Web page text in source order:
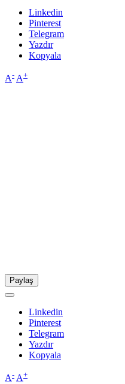
Linkedin
Pinterest
Telegram
Yazdır
Kopyala
A- A+
Paylaş
Linkedin
Pinterest
Telegram
Yazdır
Kopyala
A- A+